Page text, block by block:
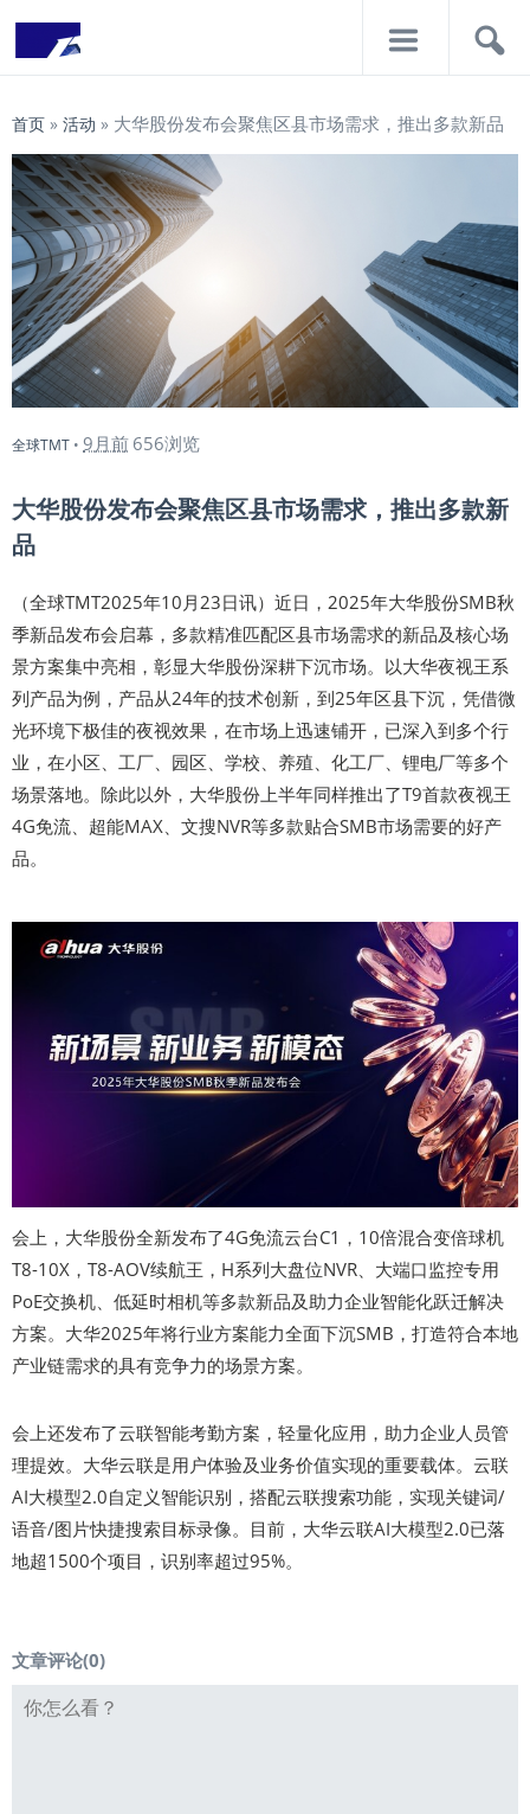
首页 » 活动 » 大华股份发布会聚焦区县市场需求，推出多款新品
全球TMT • 9月前 656浏览
大华股份发布会聚焦区县市场需求，推出多款新
品
（全球TMT2025年10月23日讯）近日，2025年大华股份SMB秋
季新品发布会启幕，多款精准匹配区县市场需求的新品及核心场
景方案集中亮相，彰显大华股份深耕下沉市场。以大华夜视王系
列产品为例，产品从24年的技术创新，到25年区县下沉，凭借微
光环境下极佳的夜视效果，在市场上迅速铺开，已深入到多个行
业，在小区、工厂、园区、学校、养殖、化工厂、锂电厂等多个
场景落地。除此以外，大华股份上半年同样推出了T9首款夜视王
4G免流、超能MAX、文搜NVR等多款贴合SMB市场需要的好产
品。
会上，大华股份全新发布了4G免流云台C1，10倍混合变倍球机
T8-10X，T8-AOV续航王，H系列大盘位NVR、大端口监控专用
PoE交换机、低延时相机等多款新品及助力企业智能化跃迁解决
方案。大华2025年将行业方案能力全面下沉SMB，打造符合本地
产业链需求的具有竞争力的场景方案。
会上还发布了云联智能考勤方案，轻量化应用，助力企业人员管
理提效。大华云联是用户体验及业务价值实现的重要载体。云联
AI大模型2.0自定义智能识别，搭配云联搜索功能，实现关键词/
语音/图片快捷搜索目标录像。目前，大华云联AI大模型2.0已落
地超1500个项目，识别率超过95%。
文章评论(0)